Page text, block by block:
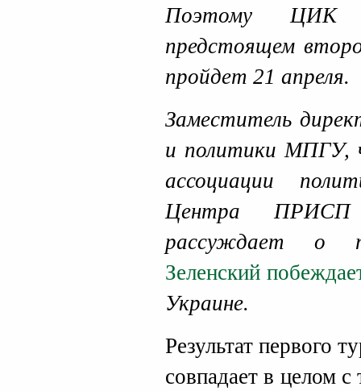
Поэтому ЦИК
предстоящем
пройдет 21 апреля.
Заместитель
и политики МПГУ,
ассоциации
Центра
рассуждает
Зеленский
Украине.
Результат первого
совпадает в целом